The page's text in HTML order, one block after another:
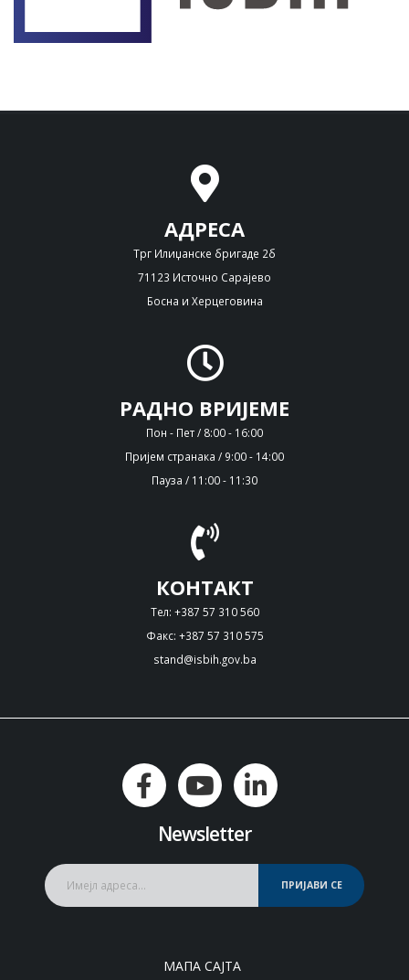
АДРЕСА
Трг Илиџанске бригаде 2б
71123 Источно Сарајево
Босна и Херцеговина
РАДНО ВРИЈЕМЕ
Пон - Пет / 8:00 - 16:00
Пријем странака / 9:00 - 14:00
Пауза / 11:00 - 11:30
КОНТАКТ
Тел: +387 57 310 560
Факс: +387 57 310 575
stand@isbih.gov.ba
Newsletter
ПРИЈАВИ СЕ
МАПА САЈТА